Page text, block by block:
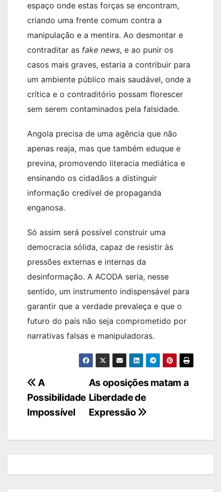
espaço onde estas forças se encontram,
criando uma frente comum contra a
manipulação e a mentira. Ao desmontar e
contraditar as fake news, e ao punir os
casos mais graves, estaria a contribuir para
um ambiente público mais saudável, onde a
crítica e o contraditório possam florescer
sem serem contaminados pela falsidade.
Angola precisa de uma agência que não
apenas reaja, mas que também eduque e
previna, promovendo literacia mediática e
ensinando os cidadãos a distinguir
informação credível de propaganda
enganosa.
Só assim será possível construir uma
democracia sólida, capaz de resistir às
pressões externas e internas da
desinformação. A ACODA seria, nesse
sentido, um instrumento indispensável para
garantir que a verdade prevaleça e que o
futuro do país não seja comprometido por
narrativas falsas e manipuladoras.
Navegação
de
artigos
As oposições matam a
Liberdade de
Expressão
A
Possibilidade
Impossível